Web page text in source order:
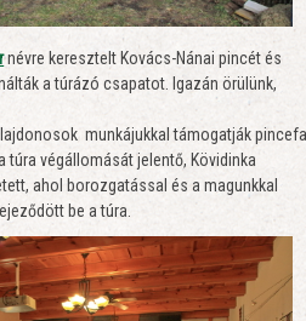
névre keresztelt Kovács-Nánai pincét és
a túrázó csapatot. Igazán örülünk,
munkájukkal támogatják
túra végállomását jelentő, Kövidinka
ahol borozgatással és a magunkkal
be a túra.